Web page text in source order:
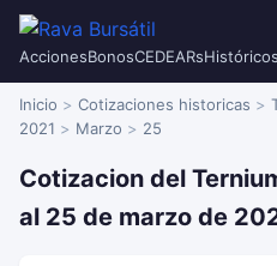
AccionesBonosCEDEARsHistóricos
Inicio Cotizaciones historicas
2021
Marzo 25
Cotizacion del
al 25 de marzo de